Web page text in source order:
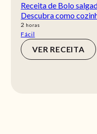
Receita de Bolo
Descubra como
2 horas
horas
Fácil
VER RECEITA